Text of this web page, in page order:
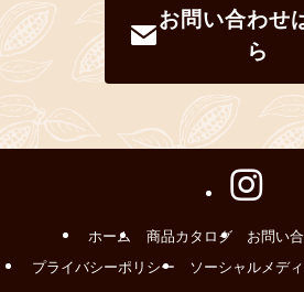
お問い合わせ
ら
ホーム 商品カタログ お問い
プライバシーポリシー
ソーシャルメデ